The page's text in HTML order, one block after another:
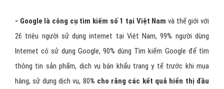
- Google là công cụ tìm kiếm số 1 tại Việt Nam và thế giới với
26 triệu người sử dụng internet tại Việt Nam, 99% người dùng
Internet có sử dụng Google, 90% dùng Tìm kiếm Google để tìm
thông tin sản phẩm, dịch vụ bán khẩu trang y tế trước khi mua
hàng, sử dụng dịch vụ, 80% cho rằng các kết quả hiển thị đầu